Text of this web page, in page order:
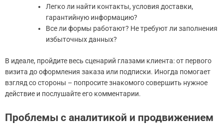
Легко ли найти контакты, условия доставки,
гарантийную информацию?
Все ли формы работают? Не требуют ли заполнения
избыточных данных?
В идеале, пройдите весь сценарий глазами клиента: от первого
визита до оформления заказа или подписки. Иногда помогает
взгляд со стороны – попросите знакомого совершить нужное
действие и послушайте его комментарии.
Проблемы с аналитикой и продвижением